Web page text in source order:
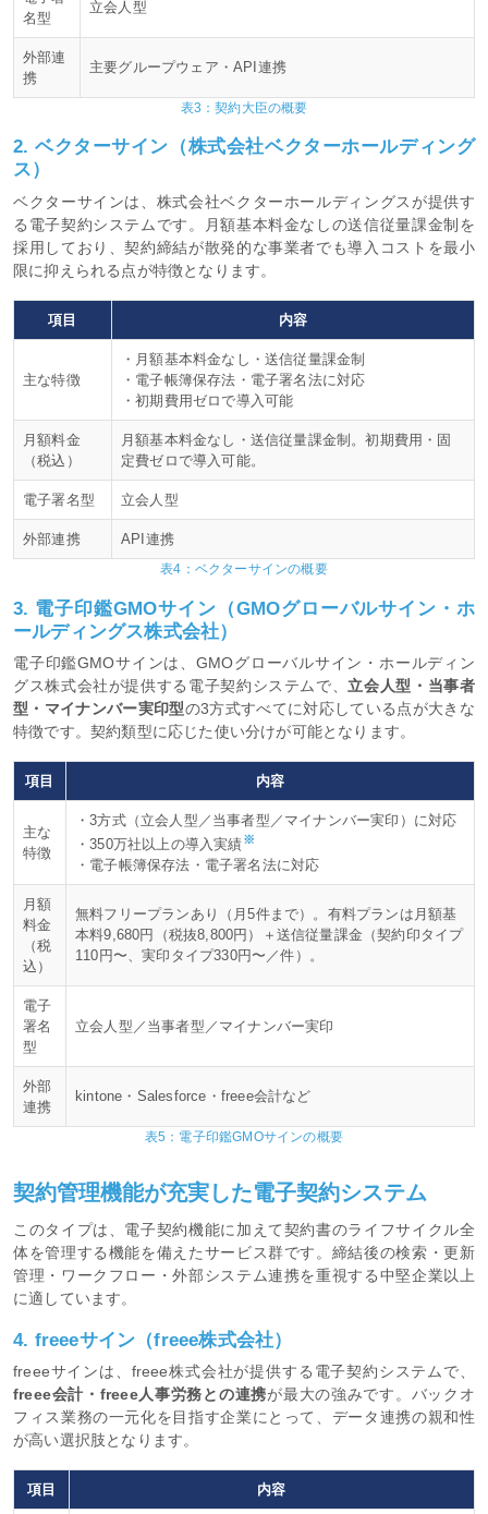
名型
立会人型
外部連
携
主要グループウェア・API連携
表3：契約大臣の概要
2. ベクターサイン（株式会社ベクターホールディング
ス）
ベクターサインは、株式会社ベクターホールディングスが提供す
る電子契約システムです。月額基本料金なしの送信従量課金制を
採用しており、契約締結が散発的な事業者でも導入コストを最小
限に抑えられる点が特徴となります。
項目 内容
主な特徴
・月額基本料金なし・送信従量課金制
・電子帳簿保存法・電子署名法に対応
・初期費用ゼロで導入可能
月額料金
（税込）
月額基本料金なし・送信従量課金制。初期費用・固
定費ゼロで導入可能。
電子署名型 立会人型
外部連携 API連携
表4：ベクターサインの概要
3. 電子印鑑GMOサイン（GMOグローバルサイン・ホ
ールディングス株式会社）
電子印鑑GMOサインは、GMOグローバルサイン・ホールディン
グス株式会社が提供する電子契約システムで、 立会人型・当事者
型・マイナンバー実印型の3方式すべてに対応している点が大きな
特徴です。契約類型に応じた使い分けが可能となります。
項目 内容
主な
特徴
・3方式（立会人型／当事者型／マイナンバー実印）に対応
・350万社以上の導入実績※
・電子帳簿保存法・電子署名法に対応
月額
料金
（税
込）
無料フリープランあり（月5件まで）。有料プランは月額基
本料9,680円（税抜8,800円）＋送信従量課金（契約印タイプ
110円〜、実印タイプ330円〜／件）。
電子
署名
型
立会人型／当事者型／マイナンバー実印
外部
連携
kintone・Salesforce・freee会計など
表5：電子印鑑GMOサインの概要
契約管理機能が充実した電子契約システム
このタイプは、電子契約機能に加えて契約書のライフサイクル全
体を管理する機能を備えたサービス群です。締結後の検索・更新
管理・ワークフロー・外部システム連携を重視する中堅企業以上
に適しています。
4. freeeサイン（freee株式会社）
freeeサインは、freee株式会社が提供する電子契約システムで、
freee会計・freee人事労務との連携が最大の強みです。バックオ
フィス業務の一元化を目指す企業にとって、データ連携の親和性
が高い選択肢となります。
項目 内容